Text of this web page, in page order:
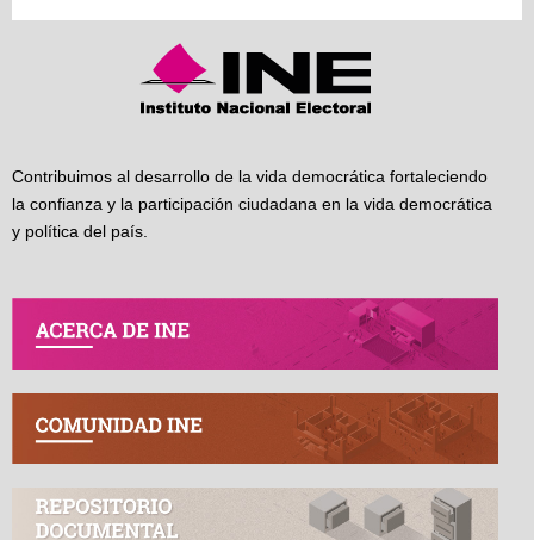
Contribuimos al desarrollo de la vida democrática fortaleciendo
la confianza y la participación ciudadana en la vida democrática
y política del país.